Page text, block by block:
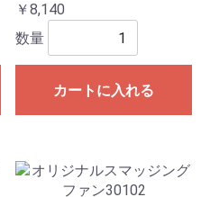
￥8,140
数量
カートに入れる